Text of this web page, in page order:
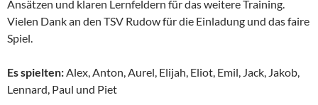
Ansätzen und klaren Lernfeldern für das weitere Training.
Vielen Dank an den TSV Rudow für die Einladung und das faire
Spiel.
Es spielten:Alex, Anton, Aurel, Elijah, Eliot, Emil, Jack, Jakob,
Lennard, Paul und Piet